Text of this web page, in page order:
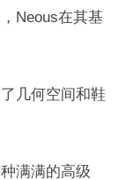
Neous在其基
几何空间和鞋
满满的高级